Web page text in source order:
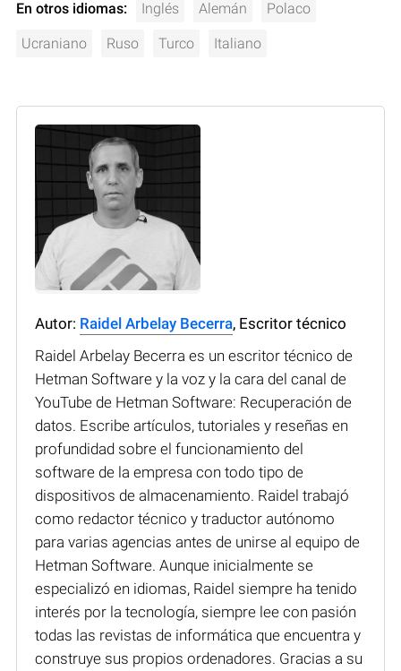
En otros idiomas: Inglés Alemán Polaco
Ucraniano Ruso Turco Italiano
Autor: Raidel Arbelay Becerra, Escritor técnico
Raidel Arbelay Becerra es un escritor técnico de
Hetman Software y la voz y la cara del canal de
YouTube de Hetman Software: Recuperación de
datos. Escribe artículos, tutoriales y reseñas en
profundidad sobre el funcionamiento del
software de la empresa con todo tipo de
dispositivos de almacenamiento. Raidel trabajó
como redactor técnico y traductor autónomo
para varias agencias antes de unirse al equipo de
Hetman Software. Aunque inicialmente se
especializó en idiomas, Raidel siempre ha tenido
interés por la tecnología, siempre lee con pasión
todas las revistas de informática que encuentra y
construye sus propios ordenadores. Gracias a su